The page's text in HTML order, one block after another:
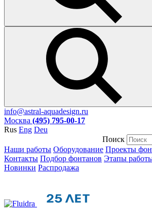
info@astral-aquadesign.ru
Москва (495) 795-00-17
Rus Eng Deu
Поиск
Наши работы Оборудование Проекты
Контакты Подбор фонтанов Этапы
Новинки Распродажа